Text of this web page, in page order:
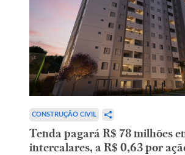
CONSTRUÇÃO CIVIL
Tenda pagará R$ 78 milhões
intercalares, a R$ 0,63 por